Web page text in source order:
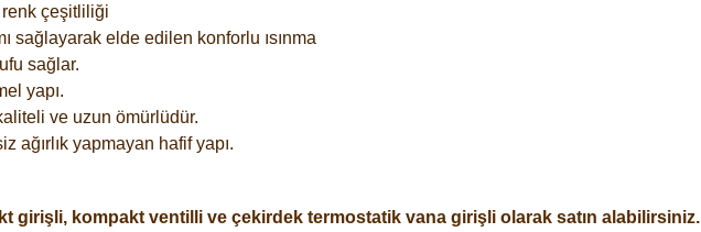
renk çeşitliliği
sağlayarak elde edilen konforlu ısınma
sağlar.
yapı.
ve uzun ömürlüdür.
ağırlık yapmayan hafif yapı.
girişli, kompakt ventilli ve çekirdek termostatik vana girişli olarak satın alabilirsiniz.